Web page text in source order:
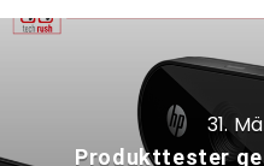
31.
Produkttester